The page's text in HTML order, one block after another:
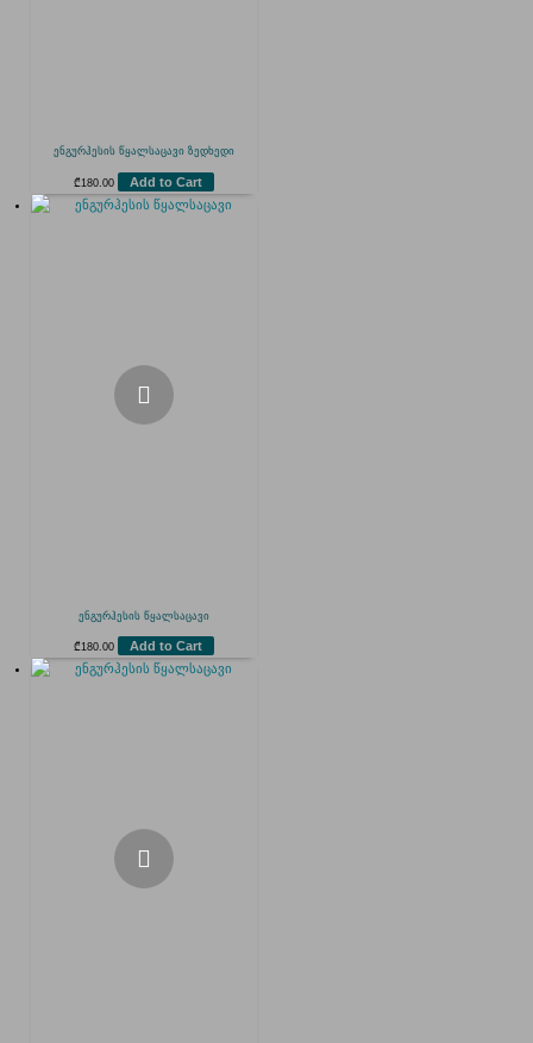
ენგურჰესის წყალსაცავი ზედხედი
₾ 180.00 Add to Cart
ენგურჰესის წყალსაცავი
₾180.00 Add to Cart